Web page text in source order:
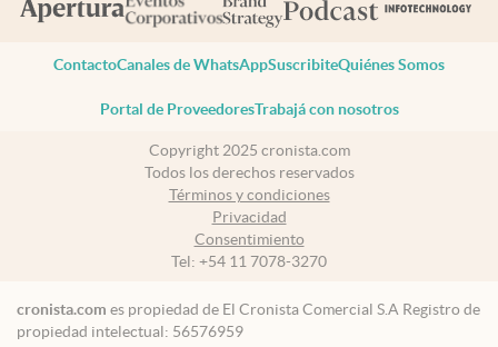
ContactoCanales de WhatsAppSuscribiteQuiénes Somos
Portal de ProveedoresTrabajá con nosotros
Copyright 2025 cronista.com
Todos los derechos reservados
Términos y condiciones
Privacidad
Consentimiento
Tel: +54 11 7078-3270
cronista.com es propiedad de El Cronista Comercial S.A Registro de
propiedad intelectual: 56576959